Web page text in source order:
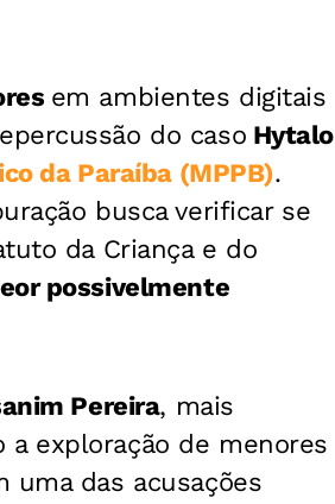
em ambientes digitais
do caso Hytalo
da Paraíba (MPPB).
busca verificar se
da Criança e do
possivelmente
Pereira, mais
exploração de menores
uma das acusações